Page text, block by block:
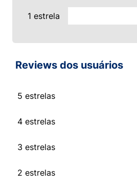
1 estrela
Reviews dos usuários
5 estrelas
4 estrelas
3 estrelas
2 estrelas